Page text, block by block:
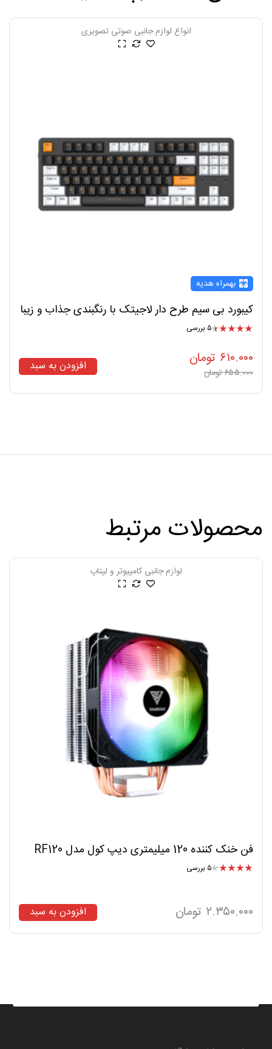
انواع لوازم جانبی صوتی تصویری
بهمراه هدیه
کیبورد بی سیم طرح دار لاجیتک با رنگبندی جذاب و زیبا
۵ بررسی
۶۵۵.۰۰۰تومان
۶۱۰.۰۰۰ تومان افزودن به سبد
محصولات مرتبط
لوازم جانبی کامپیوتر و لپتاپ
فن خنک کننده 120 میلیمتری دیپ کول مدل RF120
۵ بررسی
۲.۳۵۰.۰۰۰ تومان افزودن به سبد